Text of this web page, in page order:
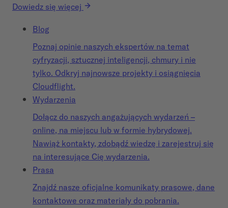
Dowiedz się więcej
Blog
Poznaj opinie naszych ekspertów na temat
cyfryzacji, sztucznej inteligencji, chmury i nie
tylko. Odkryj najnowsze projekty i osiągnięcia
Cloudflight.
Wydarzenia
Dołącz do naszych angażujących wydarzeń –
online, na miejscu lub w formie hybrydowej.
Nawiąż kontakty, zdobądź wiedzę i zarejestruj się
na interesujące Cię wydarzenia.
Prasa
Znajdź nasze oficjalne komunikaty prasowe, dane
kontaktowe oraz materiały do pobrania.